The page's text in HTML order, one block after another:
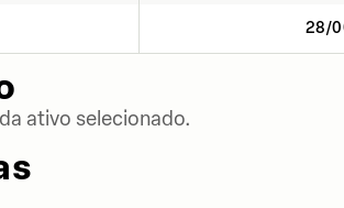
28/
ativo selecionado.